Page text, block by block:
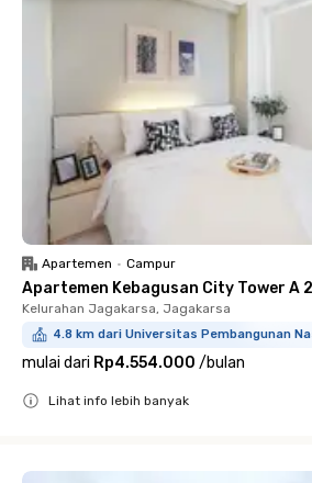
Apartemen • Campur
Apartemen Kebagusan City Tower A
Kelurahan Jagakarsa, Jagakarsa
4.8 km dari Universitas Pembangunan
mulai dari Rp4.554.000 /bulan
Lihat info lebih banyak